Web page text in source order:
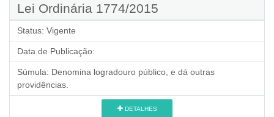
Lei Ordinária 1774/2015
Status: Vigente
Data de Publicação:
Súmula: Denomina logradouro público, e dá outras
providências.
DETALHES